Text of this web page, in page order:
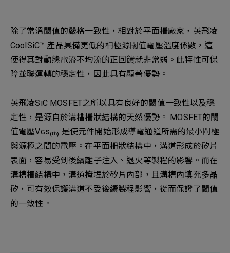
除了常溫閾值的嚴格一致性，相對於平面柵廠家，英飛凌
CoolSiC™ 產品具備更低的柵極源閾值電壓溫度係數，這
使得其對動態電流不均流的正回饋就非常弱。此特性可保
障並聯運轉的穩定性，因此具有顯著優勢。
英飛凌SiC MOSFET之所以具有良好的閾值一致性以及穩
定性，是源自於溝槽柵狀結構的天然優勢。 MOSFET的閾
值電壓Vɢs₍ₜₕ₎ 是使元件開始形成導電通道所需的最小閘極
與源極之間的電壓。在平面柵狀結構中，溝道形成於矽片
表面，容易受到後續離子注入、退火等製程的影響。而在
溝槽柵結構中，溝道掩埋於矽片內部，且溝槽內填充多晶
矽，可有效保護溝道不受後續製程影響，從而保證了閾值
的一致性。